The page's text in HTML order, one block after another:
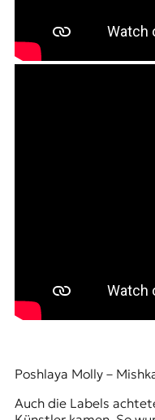
Poshlaya Molly –
Auch die Labels